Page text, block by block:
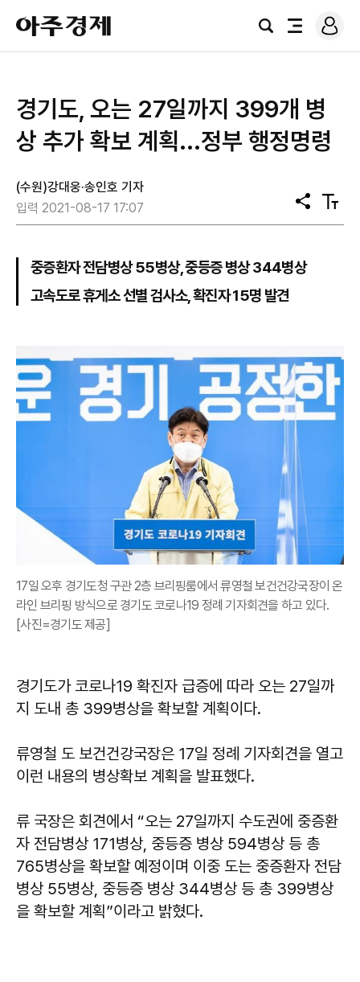
아
주
경
검
전
로
그
경기도, 오는 27일까지 399개 병
상 추가 확보 계획...정부 행정명령
(수원)강대웅·송인호 기자
입력 2021-08-17 17:07
공
유
텍
스
중증환자 전담병상 55병상, 중등증 병상 344병상
고속도로 휴게소 선별 검사소, 확진자 15명 발견
17일 오후 경기도청 구관 2층 브리핑룸에서 류영철 보건건강국장이 온
라인 브리핑 방식으로 경기도 코로나19 정례 기자회견을 하고 있다.
[사진=경기도 제공]
경기도가 코로나19 확진자 급증에 따라 오는 27일까
지 도내 총 399병상을 확보할 계획이다.
류영철 도 보건건강국장은 17일 정례 기자회견을 열고
이런 내용의 병상확보 계획을 발표했다.
류 국장은 회견에서 “오는 27일까지 수도권에 중증환
자 전담병상 171병상, 중등증 병상 594병상 등 총
765병상을 확보할 예정이며 이중 도는 중증환자 전담
병상 55병상, 중등증 병상 344병상 등 총 399병상
을 확보할 계획”이라고 밝혔다.